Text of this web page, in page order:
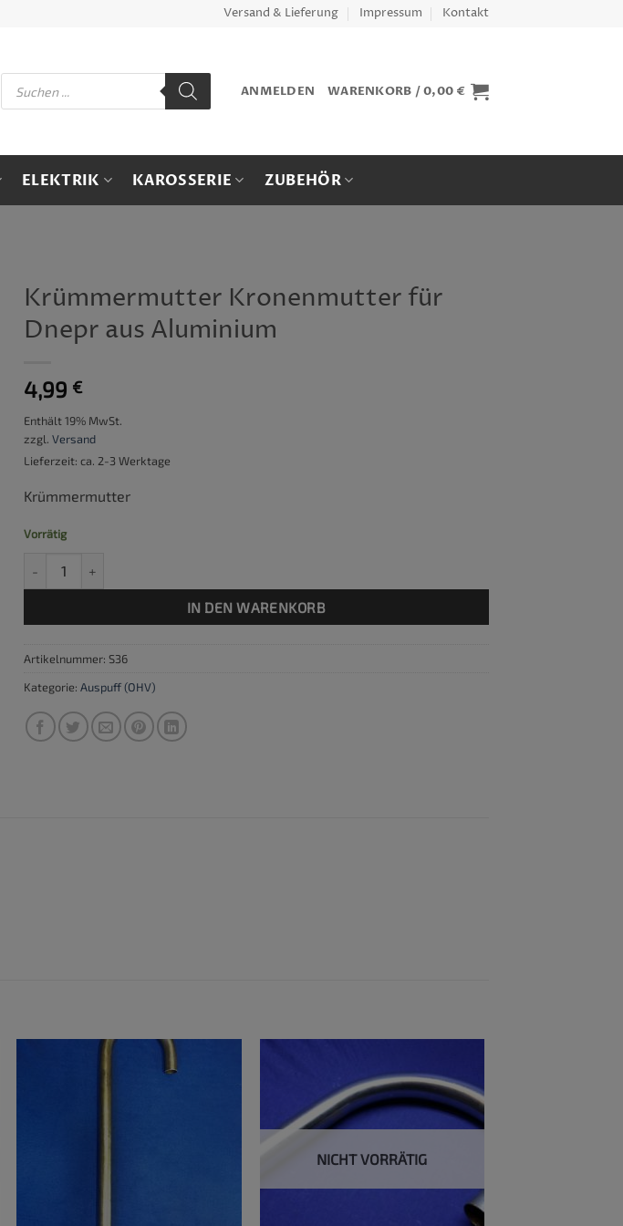
Versand & Lieferung Impressum Kontakt
Products
search
ANMELDEN WARENKORB /0,00 €
ELEKTRIK KAROSSERIE ZUBEHÖR
Krümmermutter Kronenmutter für
Dnepr aus Aluminium
4,99 €
Enthält 19% MwSt.
zzgl. Versand
Lieferzeit: ca. 2-3 Werktage
Krümmermutter
Vorrätig
IN DEN WARENKORB
Artikelnummer: S36
Kategorie: Auspuff (OHV)
NICHT VORRÄTIG